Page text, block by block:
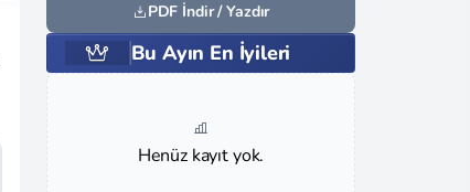
PDF İndir / Yazdır
Bu Ayın En İyileri
Henüz kayıt yok.